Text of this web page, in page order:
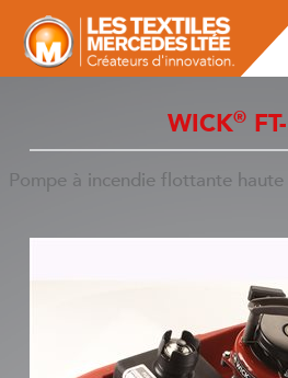
WICK®
Pompe à incendie flottante